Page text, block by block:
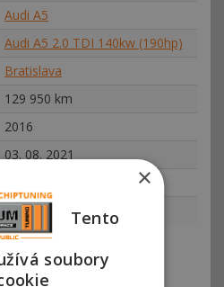
Audi A5
Audi A5 2.0 TDI 140kw (190hp)
Bratislava
129 950 km
2016
03. 08. 2021
Chiptuning
×
Tento
soubory